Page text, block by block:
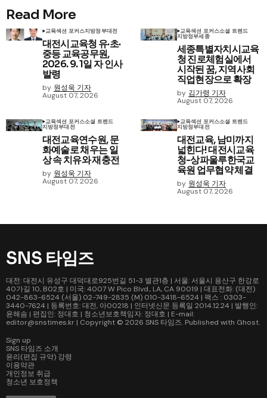
Read More
교육섹션 포커스지방정부대전
대전시교육청 유·초·
중등 교육공무원,
2026. 9. 1일 자 인사
발령
by 원성욱 기자
August 07, 2026
교육섹션 포커스소셜 트렌드
지방정부세종
세종특별자치시교육
청 진로체험실에서
시작된 꿈, 지역사회
직업현장으로 확장
by 김가령 기자
August 07, 2026
교육섹션 포커스소셜 트렌드
지방정부대전
대전교육연수원, 문
화예술로 채우는 일
상 속 치유와 재충전
by 원성욱 기자
August 07, 2026
교육섹션 포커스소셜 트렌드
지방정부대전
대전교육, 남미까지
넓힌다! 대전시교육
청-상파울루한국교
육원 업무협약 체결
by 원성욱 기자
August 07, 2026
SNS 타임즈
대전: 대전시 유성구 대덕대로925번길 51-3 별관1층 | 서울: 서울시 용산구 한강로
40가길 10, B02호 | 미국: 4007 W Pico Blvd., LA, CA 90019 | 대표전화: (대전)
042-863-6524 (서울) 02-749-2835 (M) 010-3418-6524 | 팩스 : 0303-
3440-7624 | 등록번호: 대전, 아00218 | 인터넷신문 등록일 2014.12.24 | 발행인:
윤해솜 | 편집인: 정대호 | 청소년보호책임자: 정대호 | E-mail:
editor@snstimes.kr | Copyright © 2026 SNS 타임즈. Published with Ghost.
Sign up
SNS 타임즈 소개
윤리(편집 규약) 강령
이용약관
개인정보 취급
청소년 보호정책